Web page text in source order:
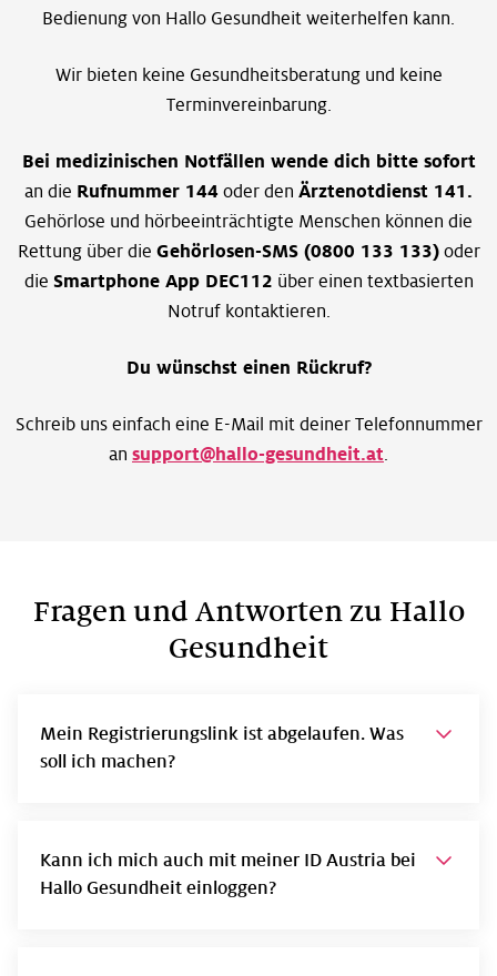
Bedienung von Hallo Gesundheit weiterhelfen kann.
Wir bieten keine Gesundheitsberatung und keine
Terminvereinbarung.
Bei medizinischen Notfällen wende dich bitte sofort
an die Rufnummer 144 oder den Ärztenotdienst 141.
Gehörlose und hörbeeinträchtigte Menschen können die
Rettung über die Gehörlosen-SMS (0800 133 133)oder
die Smartphone App DEC112 über einen textbasierten
Notruf kontaktieren.
Du wünschst einen Rückruf?
Schreib uns einfach eine E-Mail mit deiner Telefonnummer
an support@hallo-gesundheit.at.
Fragen und Antworten zu Hallo
Gesundheit
Mein Registrierungslink ist abgelaufen. Was
soll ich machen?
Kann ich mich auch mit meiner ID Austria bei
Hallo Gesundheit einloggen?